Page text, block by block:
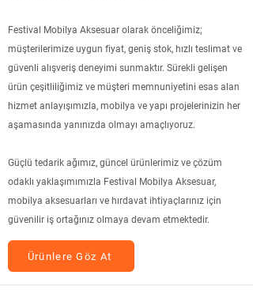
Festival Mobilya Aksesuar olarak önceliğimiz;
müşterilerimize uygun fiyat, geniş stok, hızlı teslimat ve
güvenli alışveriş deneyimi sunmaktır. Sürekli gelişen
ürün çeşitliliğimiz ve müşteri memnuniyetini esas alan
hizmet anlayışımızla, mobilya ve yapı projelerinizin her
aşamasında yanınızda olmayı amaçlıyoruz.
Güçlü tedarik ağımız, güncel ürünlerimiz ve çözüm
odaklı yaklaşımımızla Festival Mobilya Aksesuar,
mobilya aksesuarları ve hırdavat ihtiyaçlarınız için
güvenilir iş ortağınız olmaya devam etmektedir.
Ürünlere Göz At